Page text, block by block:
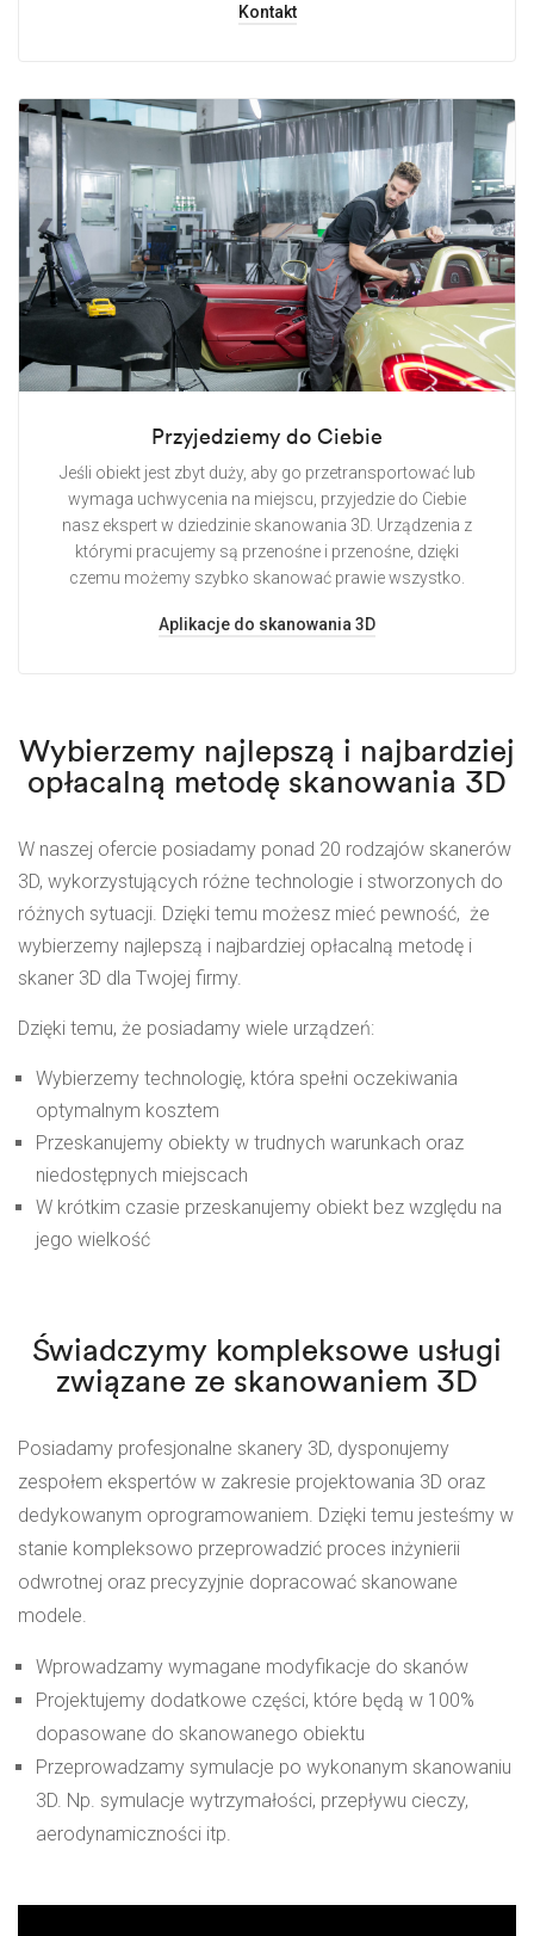
Kontakt
Przyjedziemy do Ciebie
Jeśli obiekt jest zbyt duży, aby go przetransportować lub
wymaga uchwycenia na miejscu, przyjedzie do Ciebie
nasz ekspert w dziedzinie skanowania 3D. Urządzenia z
którymi pracujemy są przenośne i przenośne, dzięki
czemu możemy szybko skanować prawie wszystko.
Aplikacje do skanowania 3D
Wybierzemy najlepszą i najbardziej
opłacalną metodę skanowania 3D
W naszej ofercie posiadamy ponad 20 rodzajów skanerów
3D, wykorzystujących różne technologie i stworzonych do
różnych sytuacji. Dzięki temu możesz mieć pewność, że
wybierzemy najlepszą i najbardziej opłacalną metodę i
skaner 3D dla Twojej firmy.
Dzięki temu, że posiadamy wiele urządzeń:
Wybierzemy technologię, która spełni oczekiwania
optymalnym kosztem
Przeskanujemy obiekty w trudnych warunkach oraz
niedostępnych miejscach
W krótkim czasie przeskanujemy obiekt bez względu na
jego wielkość
Świadczymy kompleksowe usługi
związane ze skanowaniem 3D
Posiadamy profesjonalne skanery 3D, dysponujemy
zespołem ekspertów w zakresie projektowania 3D oraz
dedykowanym oprogramowaniem. Dzięki temu jesteśmy w
stanie kompleksowo przeprowadzić proces inżynierii
odwrotnej oraz precyzyjnie dopracować skanowane
modele.
Wprowadzamy wymagane modyfikacje do skanów
Projektujemy dodatkowe części, które będą w 100%
dopasowane do skanowanego obiektu
Przeprowadzamy symulacje po wykonanym skanowaniu
3D. Np. symulacje wytrzymałości, przepływu cieczy,
aerodynamiczności itp.